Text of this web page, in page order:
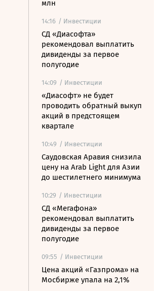
млн
14:16 / Инвестиции
СД «Диасофта»
рекомендовал выплатить
дивиденды за первое
полугодие
14:09 / Инвестиции
«Диасофт» не будет
проводить обратный выкуп
акций в предстоящем
квартале
10:49 / Инвестиции
Саудовская Аравия снизила
цену на Arab Light для Азии
до шестилетнего минимума
10:29 / Инвестиции
СД «Мегафона»
рекомендовал выплатить
дивиденды за первое
полугодие
09:55 / Инвестиции
Цена акций «Газпрома» на
Мосбирже упала на 2,1%